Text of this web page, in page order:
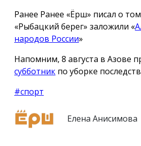
Ранее Ранее «Ёрш» писал о
«Рыбацкий берег» заложили «
народов России»
Напомним, 8 августа в Азове
субботник по уборке
#спорт
Елена Анисимова